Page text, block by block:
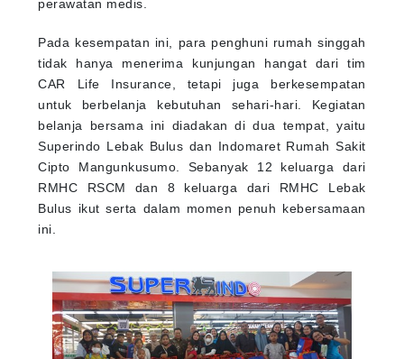
Pada kesempatan ini, para penghuni rumah singgah
tidak hanya menerima kunjungan hangat dari tim
CAR Life Insurance, tetapi juga berkesempatan
untuk berbelanja kebutuhan sehari-hari. Kegiatan
belanja bersama ini diadakan di dua tempat, yaitu
Superindo Lebak Bulus dan Indomaret Rumah Sakit
Cipto Mangunkusumo. Sebanyak 12 keluarga dari
RMHC RSCM dan 8 keluarga dari RMHC Lebak
Bulus ikut serta dalam momen penuh kebersamaan
ini.